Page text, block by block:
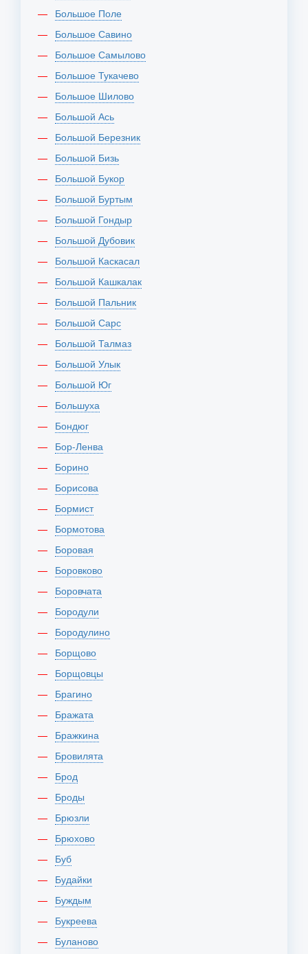
Большое Поле
Большое Савино
Большое Самылово
Большое Тукачево
Большое Шилово
Большой Ась
Большой Березник
Большой Бизь
Большой Букор
Большой Буртым
Большой Гондыр
Большой Дубовик
Большой Каскасал
Большой Кашкалак
Большой Пальник
Большой Сарс
Большой Талмаз
Большой Улык
Большой Юг
Большуха
Бондюг
Бор-Ленва
Борино
Борисова
Бормист
Бормотова
Боровая
Боровково
Боровчата
Бородули
Бородулино
Борщово
Борщовцы
Брагино
Бражата
Бражкина
Бровилята
Брод
Броды
Брюзли
Брюхово
Буб
Будайки
Буждым
Букреева
Буланово